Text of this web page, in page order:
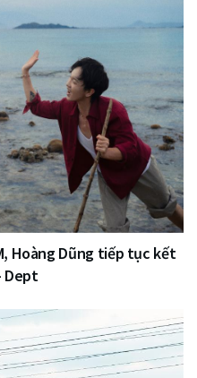
Hoàng Dũng tiếp tục kết
Dept